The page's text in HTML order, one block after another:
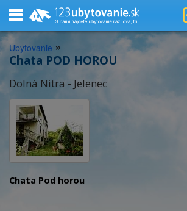
Ubytovanie »
Chata POD HOROU
Dolná Nitra - Jelenec
Chata Pod horou